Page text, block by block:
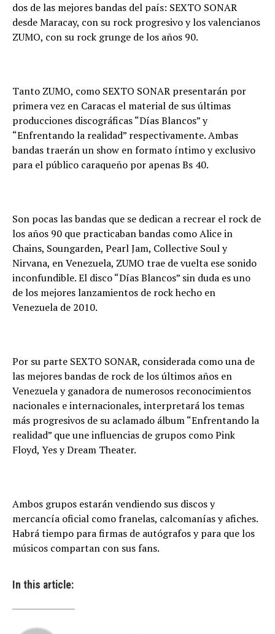
dos de las mejores bandas del país: SEXTO SONAR
desde Maracay, con su rock progresivo y los valencianos
ZUMO, con su rock grunge de los años 90.
Tanto ZUMO, como SEXTO SONAR presentarán por
primera vez en Caracas el material de sus últimas
producciones discográficas “Días Blancos” y
“Enfrentando la realidad” respectivamente. Ambas
bandas traerán un show en formato íntimo y exclusivo
para el público caraqueño por apenas Bs 40.
Son pocas las bandas que se dedican a recrear el rock de
los años 90 que practicaban bandas como Alice in
Chains, Soungarden, Pearl Jam, Collective Soul y
Nirvana, en Venezuela, ZUMO trae de vuelta ese sonido
inconfundible. El disco “Días Blancos” sin duda es uno
de los mejores lanzamientos de rock hecho en
Venezuela de 2010.
Por su parte SEXTO SONAR, considerada como una de
las mejores bandas de rock de los últimos años en
Venezuela y ganadora de numerosos reconocimientos
nacionales e internacionales, interpretará los temas
más progresivos de su aclamado álbum “Enfrentando la
realidad” que une influencias de grupos como Pink
Floyd, Yes y Dream Theater.
Ambos grupos estarán vendiendo sus discos y
mercancía oficial como franelas, calcomanías y afiches.
Habrá tiempo para firmas de autógrafos y para que los
músicos compartan con sus fans.
In this article: